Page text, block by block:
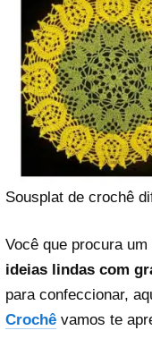
Sousplat de crochê
Você que procura um
ideias lindas com
para confeccionar,
Crochê vamos te